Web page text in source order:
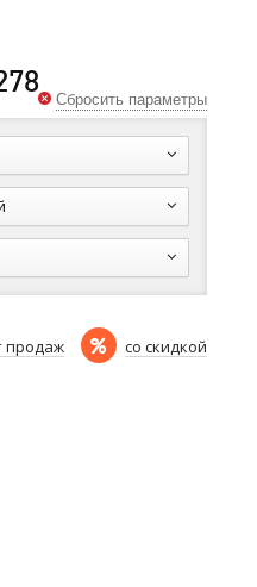
Сбросить параметры
продаж со скидкой